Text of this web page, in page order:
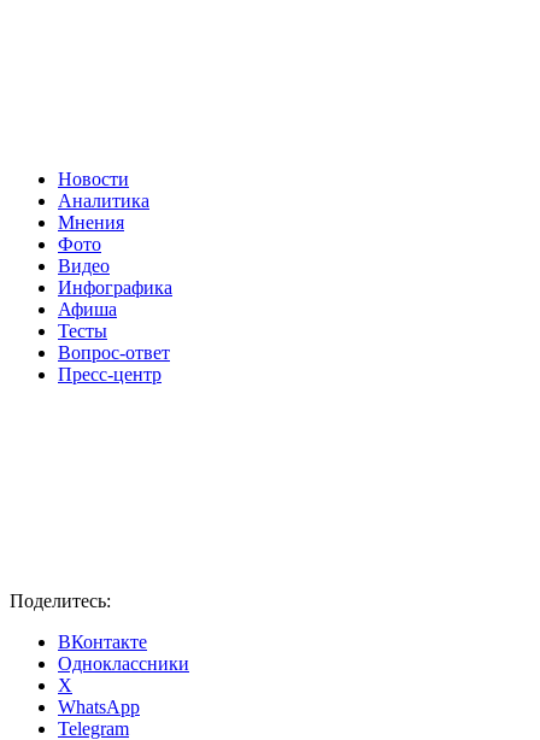
Новости
Аналитика
Мнения
Фото
Видео
Инфографика
Афиша
Тесты
Вопрос-ответ
Пресс-центр
Поделитесь:
ВКонтакте
Одноклассники
X
WhatsApp
Telegram